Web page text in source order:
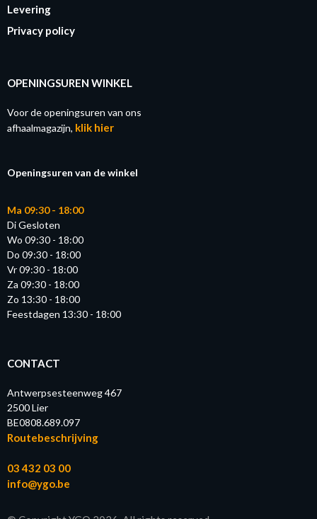
Levering
Privacy policy
OPENINGSUREN WINKEL
Voor de openingsuren van ons
afhaalmagazijn, klik hier
Openingsuren van de winkel
Ma 09:30 - 18:00
Di Gesloten
Wo 09:30 - 18:00
Do 09:30 - 18:00
Vr 09:30 - 18:00
Za 09:30 - 18:00
Zo 13:30 - 18:00
Feestdagen 13:30 - 18:00
CONTACT
Antwerpsesteenweg 467
2500 Lier
BE0808.689.097
Routebeschrijving
03 432 03 00
info@ygo.be